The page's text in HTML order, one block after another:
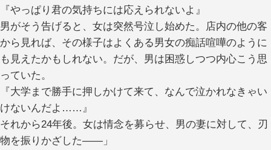
『やっぱり君の気持ちには応えられないよ』
男がそう告げると、女は突然号泣し始めた。店内の他の客
から見れば、その様子はよくある男女の痴話喧嘩のように
も見えたかもしれない。だが、男は困惑しつつ内心こう思
っていた。
『大学まで勝手に押しかけて来て、なんで泣かれなきゃい
けないんだよ……』
それから24年後。女は情念を募らせ、男の妻に対して、刃
物を振りかざした――」